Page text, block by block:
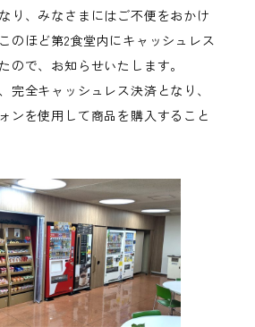
り、みなさまにはご不便をおかけ
のほど第2食堂内にキャッシュレス
ので、お知らせいたします。
完全キャッシュレス決済となり、
ンを使用して商品を購入すること